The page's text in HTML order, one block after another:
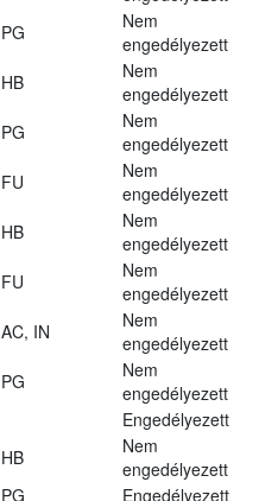
PG
Nem
engedélyezett
HB
Nem
engedélyezett
PG
Nem
engedélyezett
FU
Nem
engedélyezett
HB
Nem
engedélyezett
FU
Nem
engedélyezett
AC, IN
Nem
engedélyezett
PG
Nem
engedélyezett
Engedélyezett
HB
Nem
engedélyezett
PG Engedélyezett